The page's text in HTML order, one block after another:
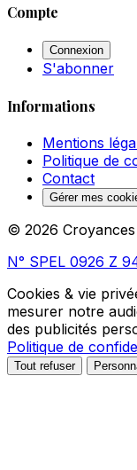
Compte
Connexion
S'abonner
Informations
Mentions
Politique de
Contact
Gérer mes
© 2026
N° SPEL 0926 Z
Cookies & vie
mesurer notre
des publicités
Politique de
Tout refuser